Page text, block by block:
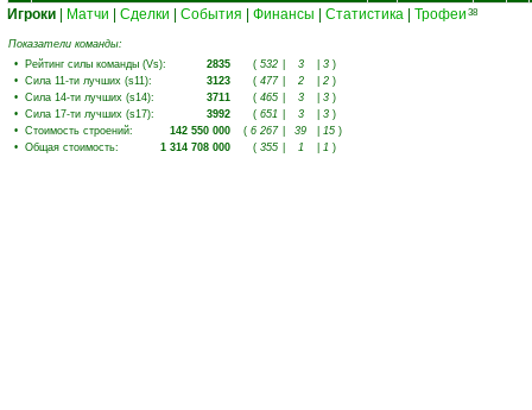
Игроки Матчи Сделки События Финансы Статистика Трофеи 38
Показатели команды:
• Рейтинг силы команды (Vs): 2835 ( 532 3 3 )
• Сила 11-ти лучших (s11): 3123 ( 477 2 2 )
• Сила 14-ти лучших (s14): 3711 ( 465 3 3 )
• Сила 17-ти лучших (s17): 3992 ( 651 3 3 )
• Стоимость строений: 142 550 000 ( 6 267 39 15 )
• Общая стоимость: 1 314 708 000 ( 355 1 1 )